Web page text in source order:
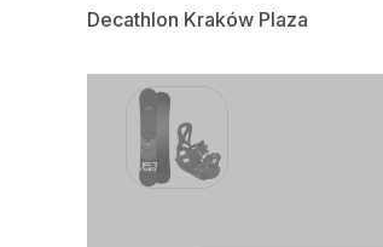
Decathlon Kraków Plaza